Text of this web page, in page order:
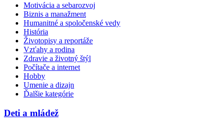
Motivácia a sebarozvoj
Biznis a manažment
Humanitné a spoločenské vedy
História
Životopisy a reportáže
Vzťahy a rodina
Zdravie a životný štýl
Počítače a internet
Hobby
Umenie a dizajn
Ďalšie kategórie
Deti a mládež